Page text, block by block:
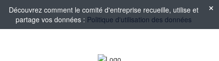
Découvrez comment le comité d'entreprise recueille, utilise et
partage vos données : Politique d'utilisation des données